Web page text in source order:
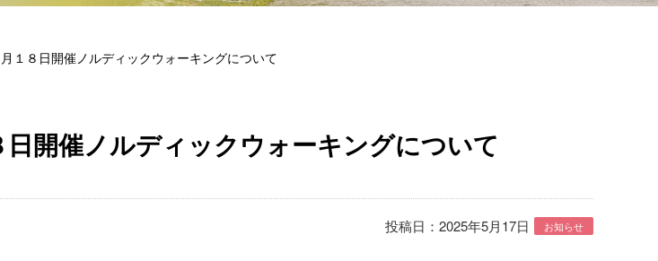
１８日開催ノルディックウォーキングについて
開催ノルディックウォーキングについて
投稿日：2025年5月17日 お知らせ